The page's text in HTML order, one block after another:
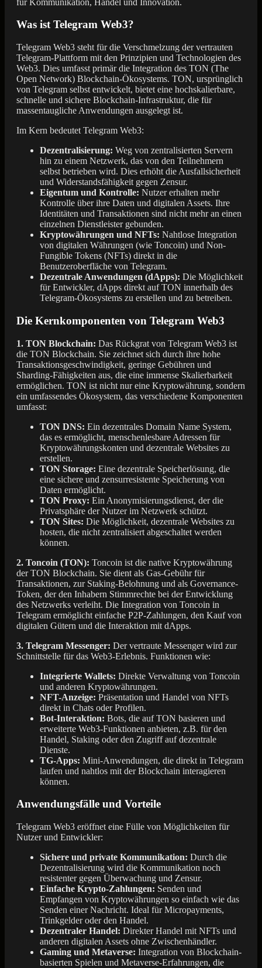
Was ist Telegram Web3?
Telegram Web3 steht für die Verschmelzung der vertrauten
Telegram-Plattform mit den Prinzipien und Technologien des
Web3. Dies umfasst primär die Integration des TON (The
Open Network) Blockchain-Ökosystems. TON, ursprünglich
von Telegram selbst entwickelt, bietet eine hochskalierbare,
schnelle und sichere Blockchain-Infrastruktur, die für
massentaugliche Anwendungen ausgelegt ist.
Im Kern bedeutet Telegram Web3:
Dezentralisierung: Weg von zentralisierten Servern
hin zu einem Netzwerk, das von den Teilnehmern
selbst betrieben wird. Dies erhöht die Ausfallsicherheit
und Widerstandsfähigkeit gegen Zensur.
Eigentum und Kontrolle: Nutzer erhalten mehr
Kontrolle über ihre Daten und digitalen Assets. Ihre
Identitäten und Transaktionen sind nicht mehr an einen
einzelnen Dienstleister gebunden.
Kryptowährungen und NFTs: Nahtlose Integration
von digitalen Währungen (wie Toncoin) und Non-
Fungible Tokens (NFTs) direkt in die
Benutzeroberfläche von Telegram.
Dezentrale Anwendungen (dApps): Die Möglichkeit
für Entwickler, dApps direkt auf TON innerhalb des
Telegram-Ökosystems zu erstellen und zu betreiben.
Die Kernkomponenten von Telegram Web3
1. TON Blockchain: Das Rückgrat von Telegram Web3 ist
die TON Blockchain. Sie zeichnet sich durch ihre hohe
Transaktionsgeschwindigkeit, geringe Gebühren und
Sharding-Fähigkeiten aus, die eine immense Skalierbarkeit
ermöglichen. TON ist nicht nur eine Kryptowährung, sondern
ein umfassendes Ökosystem, das verschiedene Komponenten
umfasst:
TON DNS: Ein dezentrales Domain Name System,
das es ermöglicht, menschenlesbare Adressen für
Kryptowährungskonten und dezentrale Websites zu
erstellen.
TON Storage: Eine dezentrale Speicherlösung, die
eine sichere und zensurresistente Speicherung von
Daten ermöglicht.
TON Proxy: Ein Anonymisierungsdienst, der die
Privatsphäre der Nutzer im Netzwerk schützt.
TON Sites: Die Möglichkeit, dezentrale Websites zu
hosten, die nicht zentralisiert abgeschaltet werden
können.
2. Toncoin (TON): Toncoin ist die native Kryptowährung
der TON Blockchain. Sie dient als Gas-Gebühr für
Transaktionen, zur Staking-Belohnung und als Governance-
Token, der den Inhabern Stimmrechte bei der Entwicklung
des Netzwerks verleiht. Die Integration von Toncoin in
Telegram ermöglicht einfache P2P-Zahlungen, den Kauf von
digitalen Gütern und die Interaktion mit dApps.
3. Telegram Messenger: Der vertraute Messenger wird zur
Schnittstelle für das Web3-Erlebnis. Funktionen wie:
Integrierte Wallets: Direkte Verwaltung von Toncoin
und anderen Kryptowährungen.
NFT-Anzeige: Präsentation und Handel von NFTs
direkt in Chats oder Profilen.
Bot-Interaktion: Bots, die auf TON basieren und
erweiterte Web3-Funktionen anbieten, z.B. für den
Handel, Staking oder den Zugriff auf dezentrale
Dienste.
TG-Apps: Mini-Anwendungen, die direkt in Telegram
laufen und nahtlos mit der Blockchain interagieren
können.
Anwendungsfälle und Vorteile
Telegram Web3 eröffnet eine Fülle von Möglichkeiten für
Nutzer und Entwickler:
Sichere und private Kommunikation: Durch die
Dezentralisierung wird die Kommunikation noch
resistenter gegen Überwachung und Zensur.
Einfache Krypto-Zahlungen: Senden und
Empfangen von Kryptowährungen so einfach wie das
Senden einer Nachricht. Ideal für Micropayments,
Trinkgelder oder den Handel.
Dezentraler Handel: Direkter Handel mit NFTs und
anderen digitalen Assets ohne Zwischenhändler.
Gaming und Metaverse: Integration von Blockchain-
basierten Spielen und Metaverse-Erfahrungen, die